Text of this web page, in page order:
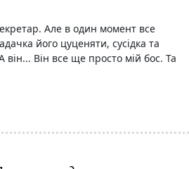
Але в один момент все
його цуценяти, сусідка та
він... Він все ще просто мій бос. Та